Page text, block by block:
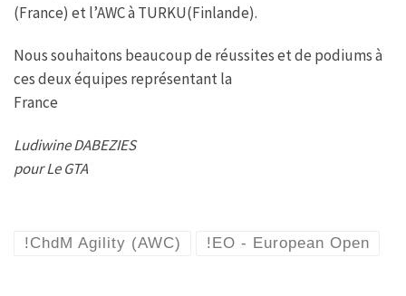
(France) et l’AWC à TURKU(Finlande).
Nous souhaitons beaucoup de réussites et de podiums à
ces deux équipes représentant la
France
Ludiwine DABEZIES
pour Le GTA
!ChdM Agility (AWC) !EO - European Open